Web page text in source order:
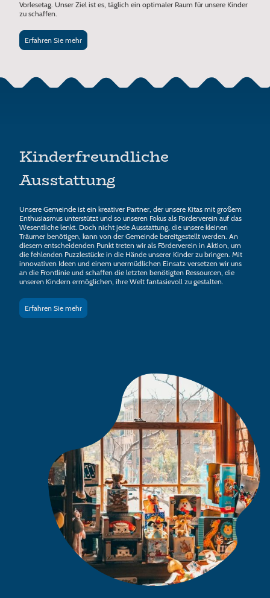
Vorlesetag. Unser Ziel ist es, täglich ein optimaler Raum für unsere Kinder
zu schaffen.
Erfahren Sie mehr
Kinderfreundliche
Ausstattung
Unsere Gemeinde ist ein kreativer Partner, der unsere Kitas mit großem
Enthusiasmus unterstützt und so unseren Fokus als Förderverein auf das
Wesentliche lenkt. Doch nicht jede Ausstattung, die unsere kleinen
Träumer benötigen, kann von der Gemeinde bereitgestellt werden. An
diesem entscheidenden Punkt treten wir als Förderverein in Aktion, um
die fehlenden Puzzlestücke in die Hände unserer Kinder zu bringen. Mit
innovativen Ideen und einem unermüdlichen Einsatz versetzen wir uns
an die Frontlinie und schaffen die letzten benötigten Ressourcen, die
unseren Kindern ermöglichen, ihre Welt fantasievoll zu gestalten.
Erfahren Sie mehr